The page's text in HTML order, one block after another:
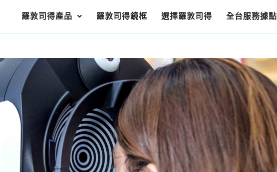
羅敦司得產品 羅敦司得鏡框 選擇羅敦司得 全台服務據點